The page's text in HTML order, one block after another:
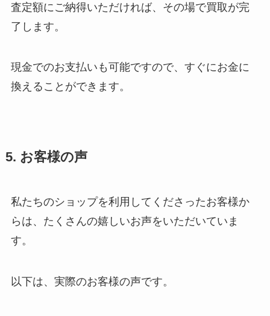
査定額にご納得いただければ、その場で買取が完
了します。
現金でのお支払いも可能ですので、すぐにお金に
換えることができます。
5. お客様の声
私たちのショップを利用してくださったお客様か
らは、たくさんの嬉しいお声をいただいていま
す。
以下は、実際のお客様の声です。